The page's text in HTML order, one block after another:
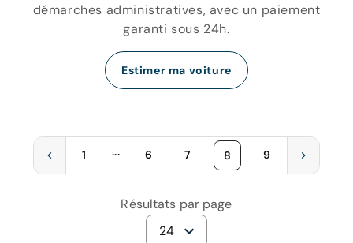
démarches administratives, avec un paiement
garanti sous 24h.
Estimer ma voiture
1 ... 6 7 8 9
Résultats par page
24